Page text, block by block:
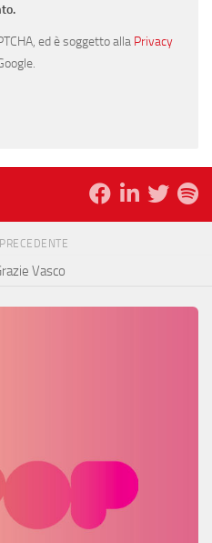
ed è soggetto alla Privacy
Vasco